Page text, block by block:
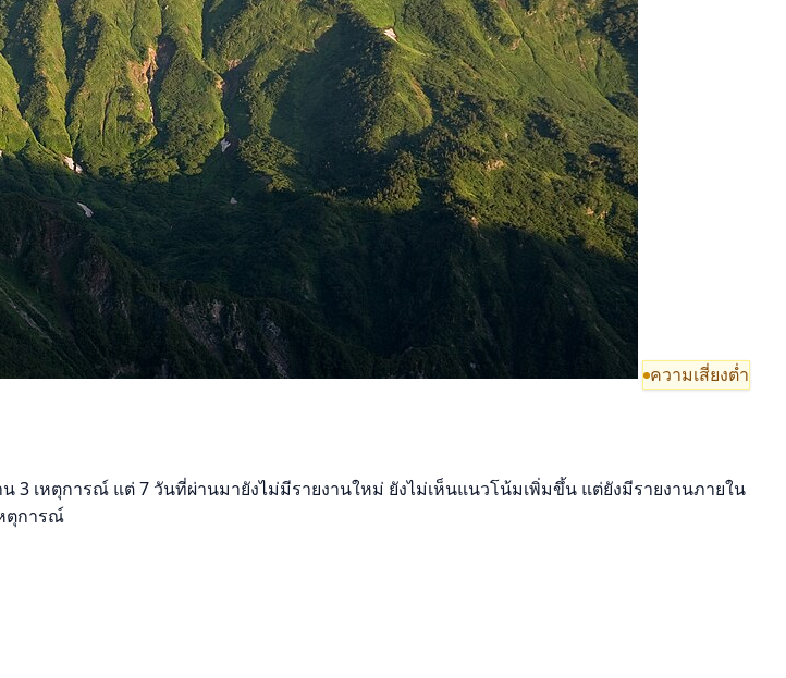
ความเสี่ยงต่ำ
3 เหตุการณ์ แต่ 7 วันที่ผ่านมายังไม่มีรายงานใหม่ ยังไม่เห็นแนวโน้มเพิ่มขึ้น แต่ยังมีรายงานภายใน
ตุการณ์